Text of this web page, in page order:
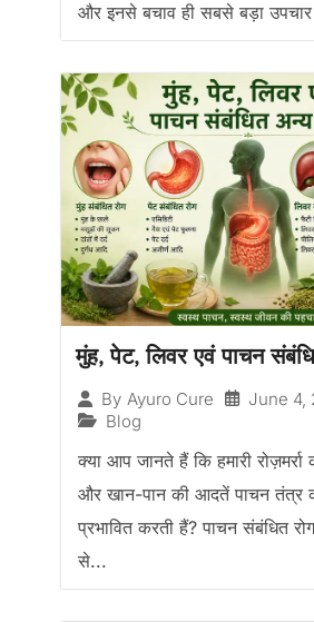
और इनसे बचाव ही सबसे बड़ा
मुंह, पेट, लिवर एवं पाचन
By Ayuro Cure
June 4,
Blog
क्या आप जानते हैं कि हमारी
और खान-पान की आदतें पाचन तंत्र
प्रभावित करती हैं? पाचन संबंधित
से...